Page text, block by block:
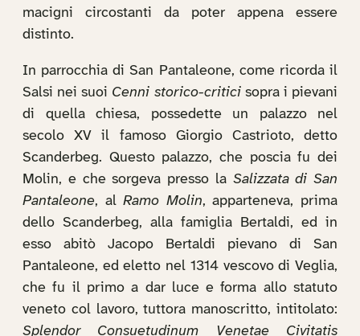
macigni circostanti da poter appena essere
distinto.
In parrocchia di San Pantaleone, come ricorda il
Salsi nei suoi Cenni storico-criticisopra i pievani
di quella chiesa, possedette un palazzo nel
secolo XV il famoso Giorgio Castrioto, detto
Scanderbeg. Questo palazzo, che poscia fu dei
Molin, e che sorgeva presso la Salizzata di San
Pantaleone, alRamo Molin, apparteneva, prima
dello Scanderbeg, alla famiglia Bertaldi, ed in
esso abitò Jacopo Bertaldi pievano di San
Pantaleone, ed eletto nel 1314 vescovo di Veglia,
che fu il primo a dar luce e forma allo statuto
veneto col lavoro, tuttora manoscritto, intitolato:
Splendor Consuetudinum Venetae Civitatis